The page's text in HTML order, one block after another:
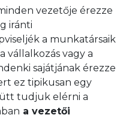
vezetője érezze
iránti
a munkatársaik
vállalkozás vagy a
sajátjának érezze
ez tipikusan egy
tudjuk elérni a
a vezetői